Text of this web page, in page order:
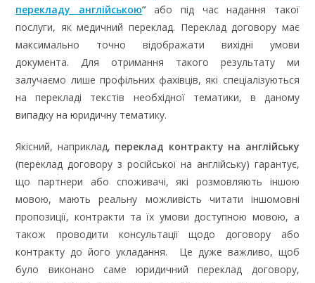
перекладу англійською”або під час надання такої
послуги, як медичний переклад. Переклад договору має
максимально точно відображати вихідні умови
документа. Для отримання такого результату ми
залучаємо лише профільних фахівців, які спеціалізуються
на перекладі текстів необхідної тематики, в даному
випадку на юридичну тематику.
Якісний, наприклад, переклад контракту на англійську
(переклад договору з російської на англійську) гарантує,
що партнери або споживачі, які розмовляють іншою
мовою, мають реальну можливість читати іншомовні
пропозиції, контракти та їх умови доступною мовою, а
також проводити консультації щодо договору або
контракту до його укладання. Це дуже важливо, щоб
було виконано саме юридичний переклад договору,